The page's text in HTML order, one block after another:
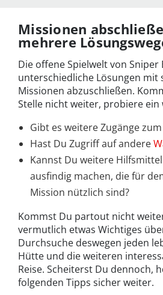
Missionen
mehrere
Die offene Spielwelt von Sniper
unterschiedliche Lösungen mit
Missionen abzuschließen.
Stelle nicht weiter, probiere ein
Gibt es weitere Zugänge
Hast Du Zugriff auf andere
Kannst Du weitere
ausfindig machen, die für
Mission nützlich sind?
Kommst Du partout nicht
vermutlich etwas Wichtiges
Durchsuche deswegen jeden
Hütte und die weiteren
Reise. Scheiterst Du dennoch,
folgenden Tipps sicher weiter.